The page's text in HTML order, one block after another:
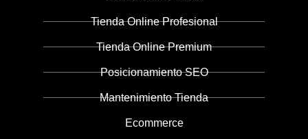
Tienda Online Profesional
Tienda Online Premium
Posicionamiento SEO
Mantenimiento Tienda
Ecommerce